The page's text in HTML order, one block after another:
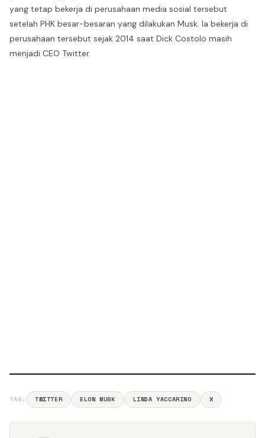
yang tetap bekerja di perusahaan media sosial tersebut
setelah PHK besar-besaran yang dilakukan Musk. Ia bekerja di
perusahaan tersebut sejak 2014 saat Dick Costolo masih
menjadi CEO Twitter.
TAG: TWITTER ELON MUSK LINDA YACCARINO X